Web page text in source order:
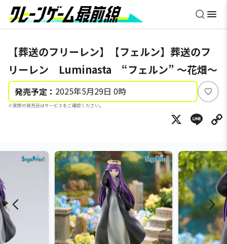
【葬送のフリーレン】【フェルン】葬送のフ
リーレン Luminasta “フェルン” ～花畑～
発売予定： 2025年5月29日 0時
※実際の発売日はサービスをご確認ください。
い
ね
X